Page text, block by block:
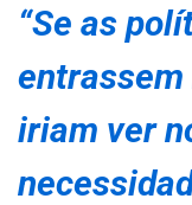
“Se as
iriam ver